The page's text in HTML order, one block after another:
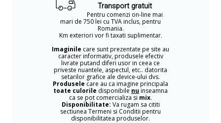
Transport gratuit
Pentru comenzi on-line mai
mari de 750 lei cu TVA inclus, pentru
Romania.
Km exteriori vor fi taxati suplimentar.
Imaginile care sunt prezentate pe site au
caracter informativ, produsele efectiv
livrate putand diferi usor in ceea ce
priveste nuantele, aspectul, etc.. datorita
setarilor grafice ale device-ului dvs.
Produsele care au ca imagine principala
toate culorile disponibile nu inseamna
ca se pot comercializa si mix.
Disponibilitate: Va rugam sa cititi
sectiunea Termeni si Conditii pentru
disponibilitatea produselor.